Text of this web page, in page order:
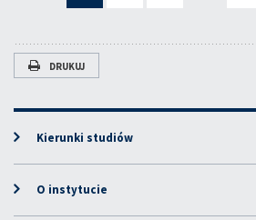
DRUKUJ
Kierunki studiów
O instytucie